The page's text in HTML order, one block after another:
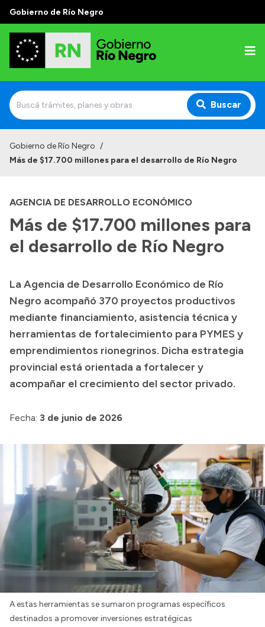
Gobierno de Río Negro
Buscar
Autoridades y Organismos
Discursos en la Legislatura
Casa de Gobierno
Acerca de Río Negro
Historia
Geografía
Invertí en Río Negro
Presupuesto
Boletín Oficial
Compras y licitaciones
Consulta de expedientes
Consulta de pago a proveedores
Convocatorias
Gobierno de Río Negro /
Más de $17.700 millones para el desarrollo de Río Negro
AGENCIA DE DESARROLLO ECONÓMICO
Más de $17.700 millones para
el desarrollo de Río Negro
La Agencia de Desarrollo Económico de Río
Negro acompañó 370 proyectos productivos
mediante financiamiento, asistencia técnica y
herramientas de fortalecimiento para PYMES y
emprendimientos rionegrinos. Dicha estrategia
provincial está orientada a fortalecer y
acompañar el crecimiento del sector privado.
Fecha: 3 de junio de 2026
A estas herramientas se sumaron programas específicos
destinados a promover inversiones estratégicas